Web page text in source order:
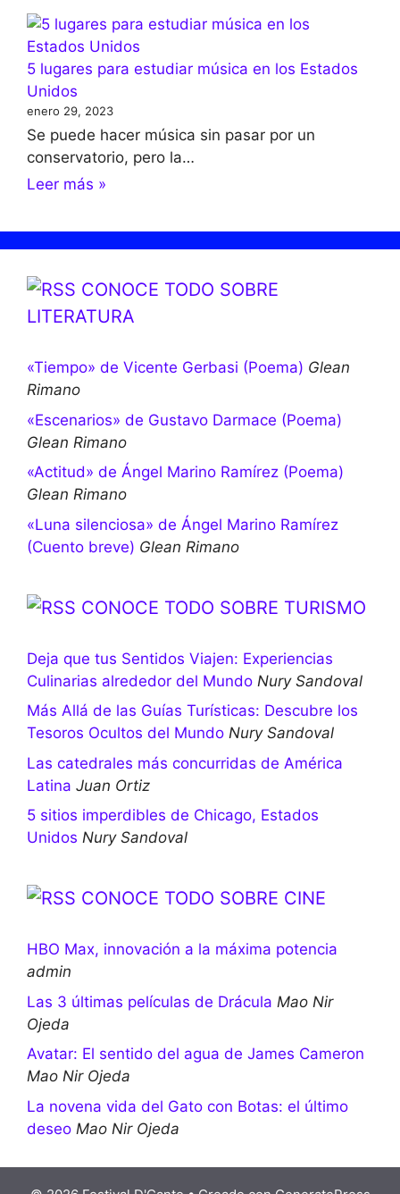
5 lugares para estudiar música en los Estados
Unidos
enero 29, 2023
Se puede hacer música sin pasar por un
conservatorio, pero la…
Leer más »
CONOCE TODO SOBRE
LITERATURA
«Tiempo» de Vicente Gerbasi (Poema) Glean
Rimano
«Escenarios» de Gustavo Darmace (Poema)
Glean Rimano
«Actitud» de Ángel Marino Ramírez (Poema)
Glean Rimano
«Luna silenciosa» de Ángel Marino Ramírez
(Cuento breve) Glean Rimano
CONOCE TODO SOBRE TURISMO
Deja que tus Sentidos Viajen: Experiencias
Culinarias alrededor del Mundo Nury Sandoval
Más Allá de las Guías Turísticas: Descubre los
Tesoros Ocultos del Mundo Nury Sandoval
Las catedrales más concurridas de América
Latina Juan Ortiz
5 sitios imperdibles de Chicago, Estados
Unidos Nury Sandoval
CONOCE TODO SOBRE CINE
HBO Max, innovación a la máxima potencia
admin
Las 3 últimas películas de Drácula Mao Nir
Ojeda
Avatar: El sentido del agua de James Cameron
Mao Nir Ojeda
La novena vida del Gato con Botas: el último
deseo Mao Nir Ojeda